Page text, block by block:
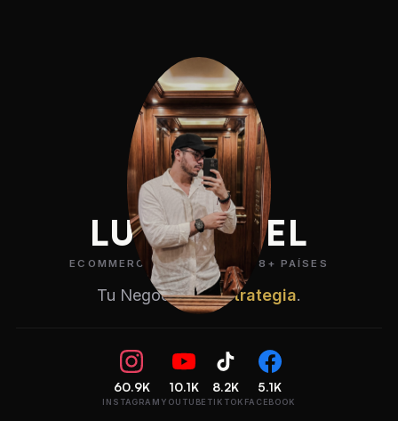
LUIS ÁNGEL
ECOMMERCE STRATEGIST · 8+ PAÍSES
Tu Negocio. MiEstrategia.
60.9K
INSTAGRAM
10.1K
YOUTUBE
8.2K
TIKTOK
5.1K
FACEBOOK